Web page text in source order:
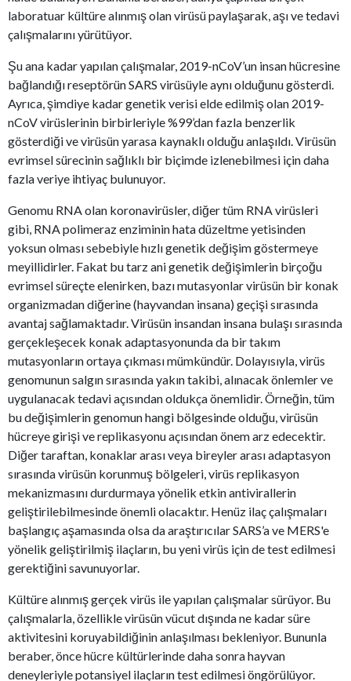
laboratuar kültüre alınmış olan virüsü paylaşarak, aşı ve tedavi
çalışmalarını yürütüyor.
Şu ana kadar yapılan çalışmalar, 2019-nCoV’un insan hücresine
bağlandığı reseptörün SARS virüsüyle aynı olduğunu gösterdi.
Ayrıca, şimdiye kadar genetik verisi elde edilmiş olan 2019-
nCoV virüslerinin birbirleriyle %99’dan fazla benzerlik
gösterdiği ve virüsün yarasa kaynaklı olduğu anlaşıldı. Virüsün
evrimsel sürecinin sağlıklı bir biçimde izlenebilmesi için daha
fazla veriye ihtiyaç bulunuyor.
Genomu RNA olan koronavirüsler, diğer tüm RNA virüsleri
gibi, RNA polimeraz enziminin hata düzeltme yetisinden
yoksun olması sebebiyle hızlı genetik değişim göstermeye
meyillidirler. Fakat bu tarz ani genetik değişimlerin birçoğu
evrimsel süreçte elenirken, bazı mutasyonlar virüsün bir konak
organizmadan diğerine (hayvandan insana) geçişi sırasında
avantaj sağlamaktadır. Virüsün insandan insana bulaşı sırasında
gerçekleşecek konak adaptasyonunda da bir takım
mutasyonların ortaya çıkması mümkündür. Dolayısıyla, virüs
genomunun salgın sırasında yakın takibi, alınacak önlemler ve
uygulanacak tedavi açısından oldukça önemlidir. Örneğin, tüm
bu değişimlerin genomun hangi bölgesinde olduğu, virüsün
hücreye girişi ve replikasyonu açısından önem arz edecektir.
Diğer taraftan, konaklar arası veya bireyler arası adaptasyon
sırasında virüsün korunmuş bölgeleri, virüs replikasyon
mekanizmasını durdurmaya yönelik etkin antivirallerin
geliştirilebilmesinde önemli olacaktır. Henüz ilaç çalışmaları
başlangıç aşamasında olsa da araştırıcılar SARS’a ve MERS'e
yönelik geliştirilmiş ilaçların, bu yeni virüs için de test edilmesi
gerektiğini savunuyorlar.
Kültüre alınmış gerçek virüs ile yapılan çalışmalar sürüyor. Bu
çalışmalarla, özellikle virüsün vücut dışında ne kadar süre
aktivitesini koruyabildiğinin anlaşılması bekleniyor. Bununla
beraber, önce hücre kültürlerinde daha sonra hayvan
deneyleriyle potansiyel ilaçların test edilmesi öngörülüyor.